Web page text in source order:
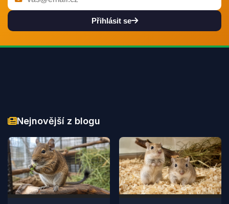
Přihlásit se
Nejnovější z blogu